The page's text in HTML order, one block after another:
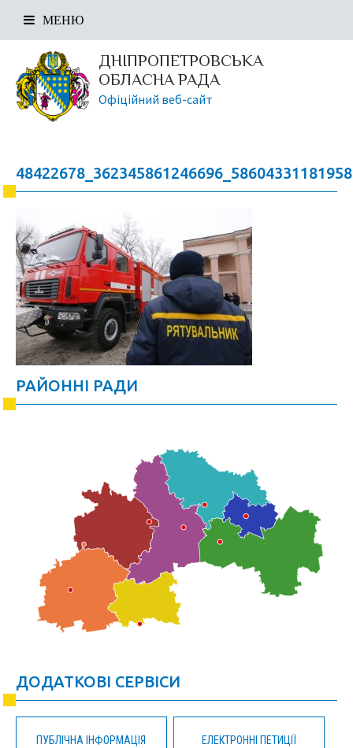
ДНІПРОПЕТРОВСЬКА
ОБЛАСНА РАДА
Офіційний веб-сайт
МЕНЮ
РАЙОННІ РАДИ
ДОДАТКОВІ СЕРВІСИ
ПУБЛІЧНА ІНФОРМАЦІЯ ЕЛЕКТРОННІ ПЕТИЦІЇ